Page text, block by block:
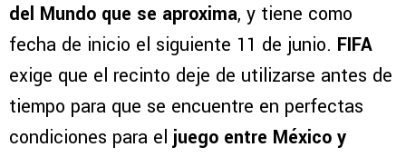
del Mundo que se aproxima, y tiene como
fecha de inicio el siguiente 11 de junio. FIFA
exige que el recinto deje de utilizarse antes de
tiempo para que se encuentre en perfectas
condiciones para el juego entre México y